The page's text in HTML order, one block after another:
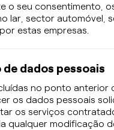
seu consentimento,
lar, sector
estas empresas.
dados pessoais
no ponto
os dados pessoais
os serviços
qualquer modificação